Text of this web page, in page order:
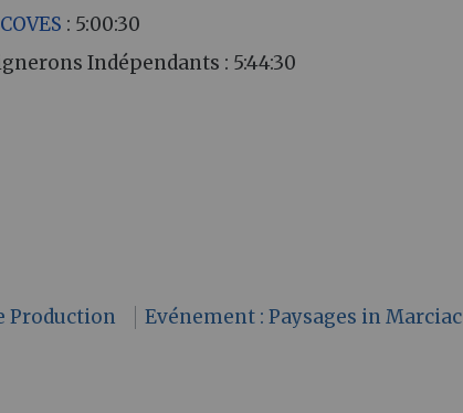
: 5:00:30
Indépendants : 5:44:30
Production
Evénement : Paysages in Marciac